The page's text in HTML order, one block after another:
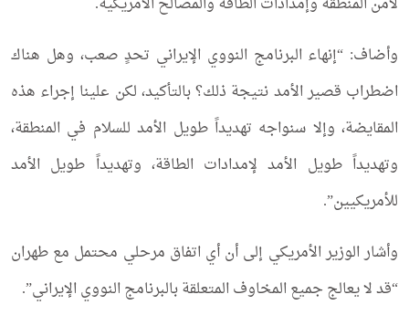
وأضاف: “إنهاء البرنامج النووي الإيراني تحدٍ صعب، وهل هناك
اضطراب قصير الأمد نتيجة ذلك؟ بالتأكيد، لكن علينا إجراء هذه
المقايضة، وإلا سنواجه تهديداً طويل الأمد للسلام في المنطقة،
وتهديداً طويل الأمد لإمدادات الطاقة، وتهديداً طويل الأمد
للأمريكيين”.
وأشار الوزير الأمريكي إلى أن أي اتفاق مرحلي محتمل مع طهران
“قد لا يعالج جميع المخاوف المتعلقة بالبرنامج النووي الإيراني”.